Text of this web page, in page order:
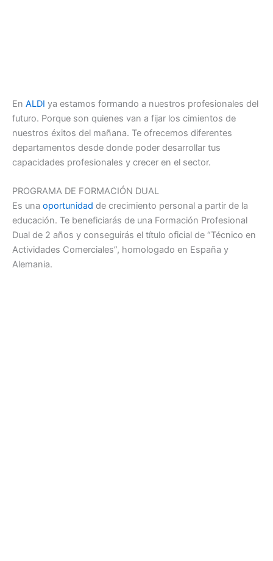
En ALDI ya estamos formando a nuestros profesionales del
futuro. Porque son quienes van a fijar los cimientos de
nuestros éxitos del mañana. Te ofrecemos diferentes
departamentos desde donde poder desarrollar tus
capacidades profesionales y crecer en el sector.
PROGRAMA DE FORMACIÓN DUAL
Es una oportunidad de crecimiento personal a partir de la
educación. Te beneficiarás de una Formación Profesional
Dual de 2 años y conseguirás el título oficial de “Técnico en
Actividades Comerciales”, homologado en España y
Alemania.